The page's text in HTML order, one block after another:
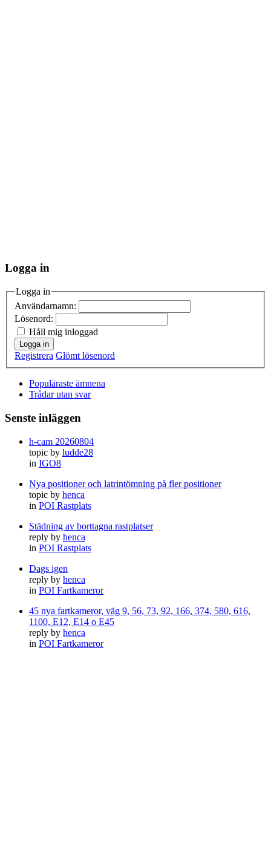
Logga in
Logga in
Användarnamn:
Lösenord:
Håll mig inloggad
Logga in
Registrera Glömt lösenord
Populäraste ämnena
Trådar utan svar
Senste inläggen
h-cam 20260804
topic by ludde28
in IGO8
Nya positioner och latrintömning på fler positioner
topic by henca
in POI Rastplats
Städning av borttagna rastplatser
reply by henca
in POI Rastplats
Dags igen
reply by henca
in POI Fartkameror
45 nya fartkameror, väg 9, 56, 73, 92, 166, 374, 580, 616,
1100, E12, E14 o E45
reply by henca
in POI Fartkameror